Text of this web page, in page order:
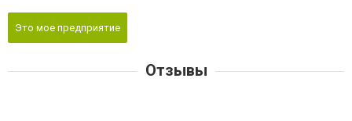
Это мое предприятие
Отзывы